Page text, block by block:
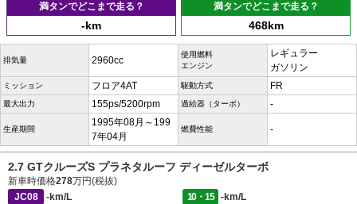
満タンでどこまで走る？
-km
満タンでどこまで走る？
468km
排気量 2960cc
使用燃料
エンジン
レギュラー
ガソリン
ミッション フロア4AT 駆動方式 FR
最大出力 155ps/5200rpm 過給器（ターボ） -
生産期間
1995年08月～199
7年04月
燃費性能 -
2.7 GTクルーズS プラネタルーフ ディーゼルターボ
新車時価格278万円(税抜)
JC08
-km/L 10・15
-km/L